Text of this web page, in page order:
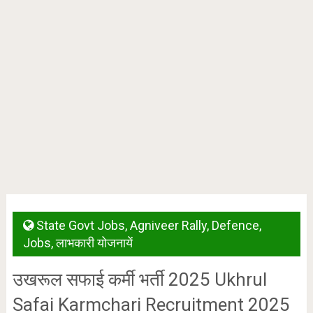
State Govt Jobs,Agniveer Rally, Defence,
Jobs,लाभकारी योजनायें
उखरूल सफाई कर्मी भर्ती 2025 Ukhrul
Safai Karmchari Recruitment 2025